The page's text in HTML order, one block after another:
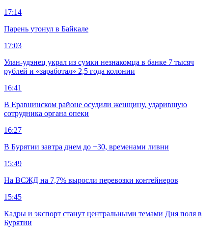
17:14
Парень утонул в Байкале
17:03
Улан-удэнец украл из сумки незнакомца в банке 7 тысяч
рублей и «заработал» 2,5 года колонии
16:41
В Еравнинском районе осудили женщину, ударившую
сотрудника органа опеки
16:27
В Бурятии завтра днем до +30, временами ливни
15:49
На ВСЖД на 7,7% выросли перевозки контейнеров
15:45
Кадры и экспорт станут центральными темами Дня поля в
Бурятии